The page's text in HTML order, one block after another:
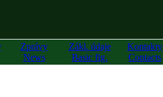
Zprávy
News
Zákl. údaje
Basic fig.
Kontakty
Contacts